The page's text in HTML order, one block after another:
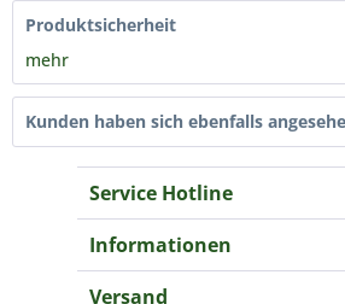
Produktsicherheit
mehr
Kunden haben sich ebenfalls
Service Hotline
Informationen
Versand